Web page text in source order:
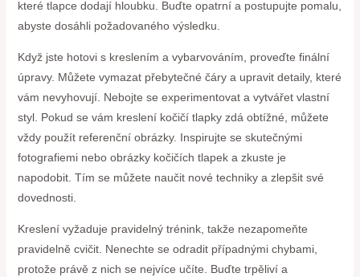
které tlapce dodají hloubku. Buďte opatrní a postupujte pomalu,
abyste dosáhli požadovaného výsledku.
Když jste hotovi s kreslením a vybarvováním, proveďte finální
úpravy. Můžete vymazat přebytečné čáry a upravit detaily, které
vám nevyhovují. Nebojte se experimentovat a vytvářet vlastní
styl. Pokud se vám kreslení kočičí tlapky zdá obtížné, můžete
vždy použít referenční obrázky. Inspirujte se skutečnými
fotografiemi nebo obrázky kočičích tlapek a zkuste je
napodobit. Tím se můžete naučit nové techniky a zlepšit své
dovednosti.
Kreslení vyžaduje pravidelný trénink, takže nezapomeňte
pravidelně cvičit. Nenechte se odradit případnými chybami,
protože právě z nich se nejvíce učíte. Buďte trpěliví a